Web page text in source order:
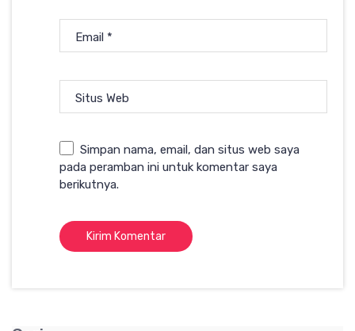
Email *
Situs Web
Simpan nama, email, dan situs web saya
pada peramban ini untuk komentar saya
berikutnya.